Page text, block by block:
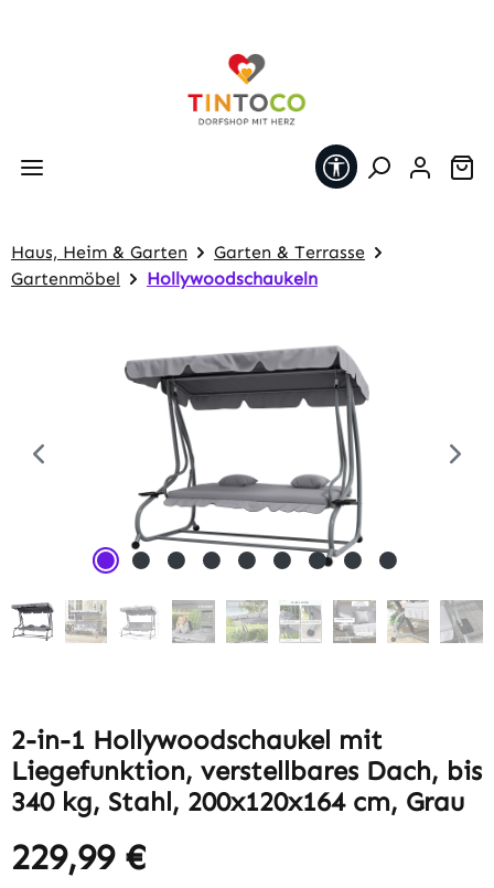
Werkzeugleiste
Haus, Heim & Garten
Garten & Terrasse
Gartenmöbel
Hollywoodschaukeln
2-in-1 Hollywoodschaukel mit
Liegefunktion, verstellbares Dach, bis
340 kg, Stahl, 200x120x164 cm, Grau
Regulärer Preis:
229,99 €